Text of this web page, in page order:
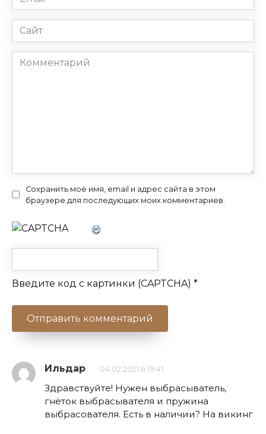
*
Сайт
Комментарий
Сохранить моё имя, email и адрес сайта в этом
браузере для последующих моих комментариев.
Введите код с картинки (CAPTCHA) *
Ильдар 04.02.2021 в 19:41
Здравствуйте! Нужен выбрасыватель,
гнёток выбрасывателя и пружина
выбрасователя. Есть в наличии? На викинг